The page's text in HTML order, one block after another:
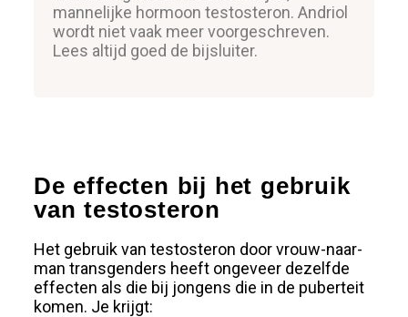
mannelijke hormoon testosteron. Andriol
wordt niet vaak meer voorgeschreven.
Lees altijd goed de bijsluiter.
De effecten bij het gebruik
van testosteron
Het gebruik van testosteron door vrouw-naar-
man transgenders heeft ongeveer dezelfde
effecten als die bij jongens die in de puberteit
komen. Je krijgt: